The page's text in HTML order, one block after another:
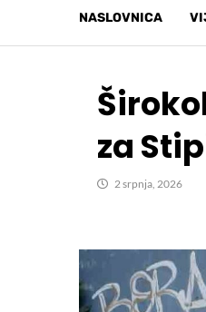
NASLOVNICA
za
2 srpnja, 2026